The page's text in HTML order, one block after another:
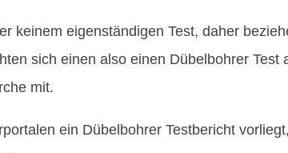
keinem eigenständigen Test, daher
sich einen also einen Dübelbohrer
mit.
ein Dübelbohrer Testbericht